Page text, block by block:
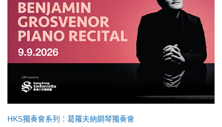
HKS獨奏會系列：葛羅夫納鋼琴獨奏會